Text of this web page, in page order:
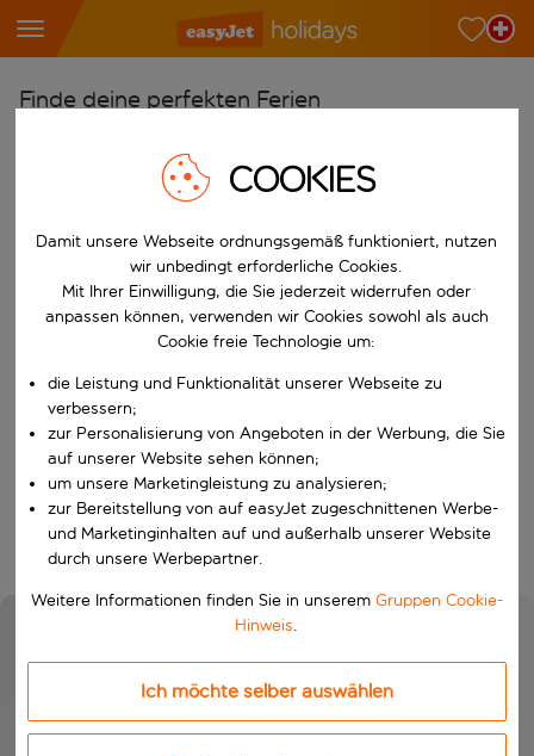
Finde deine perfekten Ferien
Wähle deine Flughäfen
Beginne mit der Eingabe für die automatische
Reiseziele finden
Nach
W&auml;hle ein Ab- und R&uuml;ckflugdatum aus.
Wähle deine Reisedaten
Wann
Wer
Suchen
COOKIES
Damit unsere Webseite ordnungsgemäß funktioniert, nutzen
wir unbedingt erforderliche Cookies.
Mit Ihrer Einwilligung, die Sie jederzeit widerrufen oder
anpassen können, verwenden wir Cookies sowohl als auch
Cookie freie Technologie um:
die Leistung und Funktionalität unserer Webseite zu
verbessern;
zur Personalisierung von Angeboten in der Werbung, die Sie
auf unserer Website sehen können;
um unsere Marketingleistung zu analysieren;
zur Bereitstellung von auf easyJet zugeschnittenen Werbe-
und Marketinginhalten auf und außerhalb unserer Website
durch unsere Werbepartner.
Weitere Informationen finden Sie in unserem Gruppen Cookie-
Hinweis.
Ich möchte selber auswählen